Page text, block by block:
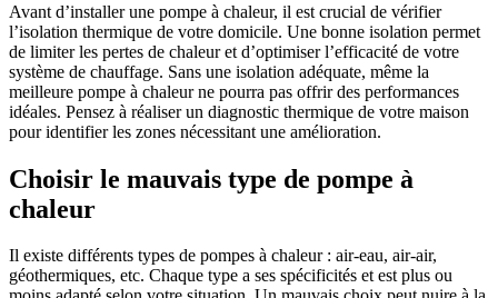
Avant d’installer une pompe à chaleur, il est crucial de vérifier
l’isolation thermique de votre domicile. Une bonne isolation permet
de limiter les pertes de chaleur et d’optimiser l’efficacité de votre
système de chauffage. Sans une isolation adéquate, même la
meilleure pompe à chaleur ne pourra pas offrir des performances
idéales. Pensez à réaliser un diagnostic thermique de votre maison
pour identifier les zones nécessitant une amélioration.
Choisir le mauvais type de pompe à
chaleur
Il existe différents types de pompes à chaleur : air-eau, air-air,
géothermiques, etc. Chaque type a ses spécificités et est plus ou